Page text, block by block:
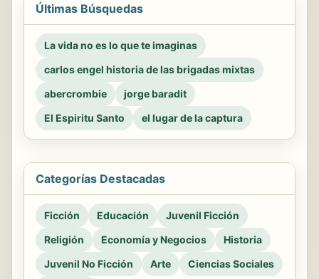
Últimas Búsquedas
La vida no es lo que te imaginas
carlos engel historia de las brigadas mixtas
abercrombie
jorge baradit
El Espiritu Santo
el lugar de la captura
Categorías Destacadas
Ficción Educación
Juvenil Ficción
Religión
Economía y Negocios
Historia
Juvenil No Ficción
Arte Ciencias Sociales